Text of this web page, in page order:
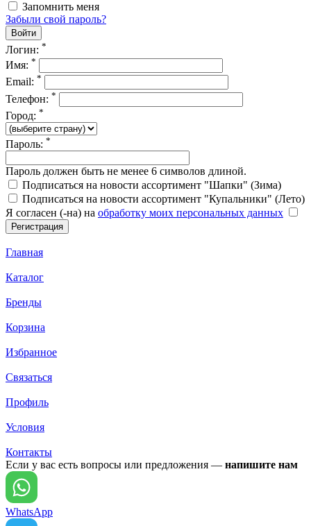
Запомнить меня
Забыли свой пароль?
Логин: *
Имя: *
Email: *
Телефон: *
Город: *
Пароль: *
Пароль должен быть не менее 6 символов длиной.
Подписаться на новости ассортимент "Шапки" (Зима)
Подписаться на новости ассортимент "Купальники" (Лето)
Я согласен (-на) на обработку моих персональных данных
Главная
Каталог
Бренды
Корзина
Избранное
Связаться
Профиль
Условия
Контакты
Если у вас есть вопросы или предложения — напишите нам
WhatsApp